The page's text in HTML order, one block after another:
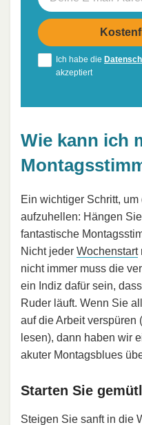
Ich habe die
akzeptiert
Wie kann ich
Ein wichtiger Schritt,
aufzuhellen: Hängen
fantastische
Nicht jeder Wochenstart
nicht immer muss die
ein Indiz dafür sein,
Ruder läuft. Wenn Sie
auf die Arbeit verspüren
lesen), dann haben wir
akuter Montagsblues
Starten Sie
Steigen Sie sanft in die